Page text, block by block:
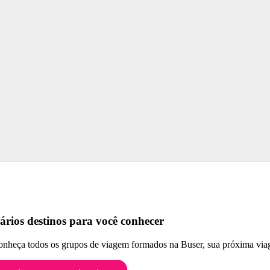
destinos para você conhecer
todos os grupos de viagem formados na Buser, sua próxima